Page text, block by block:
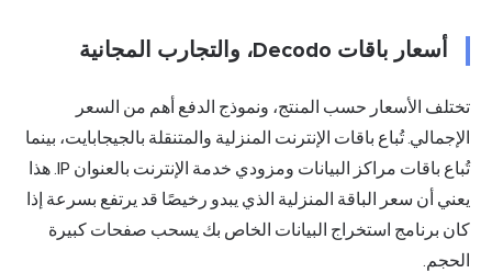
أسعار باقات Decodo، والتجارب المجانية
تختلف الأسعار حسب المنتج، ونموذج الدفع أهم من السعر
الإجمالي. تُباع باقات الإنترنت المنزلية والمتنقلة بالجيجابايت، بينما
تُباع باقات مراكز البيانات ومزودي خدمة الإنترنت بالعنوان IP. هذا
يعني أن سعر الباقة المنزلية الذي يبدو رخيصًا قد يرتفع بسرعة إذا
كان برنامج استخراج البيانات الخاص بك يسحب صفحات كبيرة
الحجم.